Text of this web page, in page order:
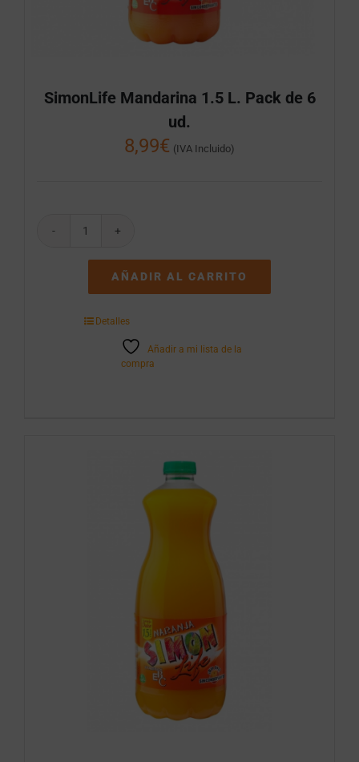
SimonLife Mandarina 1.5 L. Pack de 6
ud.
8,99€ (IVA Incluido)
SimonLife
de
cantidad
AÑADIR AL CARRITO
Detalles
Añadir a mi lista de la
compra